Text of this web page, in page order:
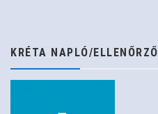
KRÉTA NAPLÓ/ELLENŐRZŐ